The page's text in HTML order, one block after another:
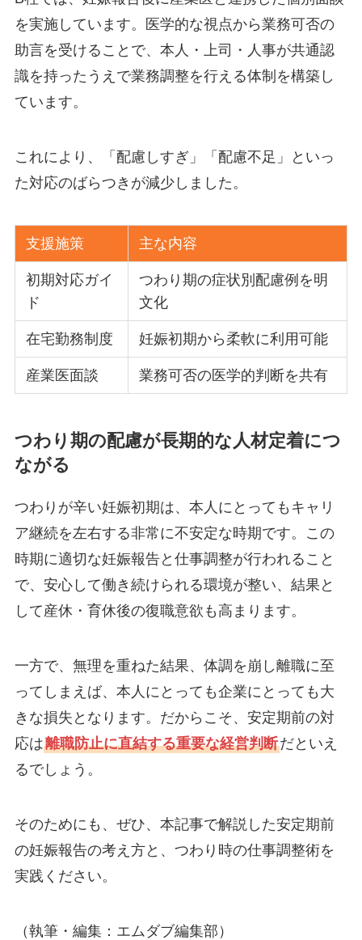
を実施しています。医学的な視点から業務可否の
助言を受けることで、本人・上司・人事が共通認
識を持ったうえで業務調整を行える体制を構築し
ています。
これにより、「配慮しすぎ」「配慮不足」といっ
た対応のばらつきが減少しました。
支援施策 主な内容
初期対応ガイ
ド
つわり期の症状別配慮例を明
文化
在宅勤務制度 妊娠初期から柔軟に利用可能
産業医面談 業務可否の医学的判断を共有
つわり期の配慮が長期的な人材定着につ
ながる
つわりが辛い妊娠初期は、本人にとってもキャリ
ア継続を左右する非常に不安定な時期です。この
時期に適切な妊娠報告と仕事調整が行われること
で、安心して働き続けられる環境が整い、結果と
して産休・育休後の復職意欲も高まります。
一方で、無理を重ねた結果、体調を崩し離職に至
ってしまえば、本人にとっても企業にとっても大
きな損失となります。だからこそ、安定期前の対
応は離職防止に直結する重要な経営判断だといえ
るでしょう。
そのためにも、ぜひ、本記事で解説した安定期前
の妊娠報告の考え方と、つわり時の仕事調整術を
実践ください。
（執筆・編集：エムダブ編集部）